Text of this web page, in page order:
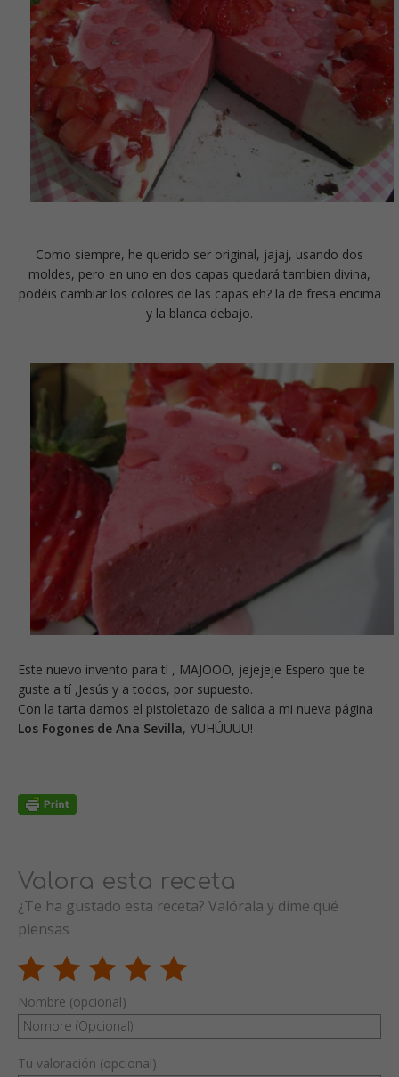
Como siempre, he querido ser original, jajaj, usando dos
moldes, pero en uno en dos capas quedará tambien divina,
podéis cambiar los colores de las capas eh? la de fresa encima
y la blanca debajo.
Este nuevo invento para tí , MAJOOO, jejejeje Espero que te
guste a tí ,Jesús y a todos, por supuesto.
Con la tarta damos el pistoletazo de salida a mi nueva página
Los Fogones de Ana Sevilla, YUHÚUUU!
Valora esta receta
¿Te ha gustado esta receta? Valórala y dime qué
piensas
Nombre (opcional)
Tu valoración (opcional)